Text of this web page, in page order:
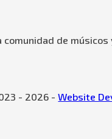
comunidad de
- 2026 -Website